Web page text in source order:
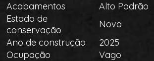
Acabamentos
Alto Padrão
Estado de
conservação
Novo
Ano de construção
2025
Ocupação
Vago